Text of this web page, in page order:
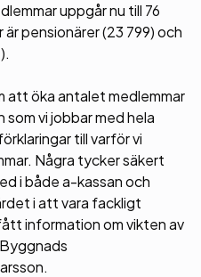
uppgår nu till 76
pensionärer (23 799) och
att öka antalet medlemmar
vi jobbar med hela
till varför vi
Några tycker säkert
i både a-kassan och
i att vara fackligt
information om vikten av